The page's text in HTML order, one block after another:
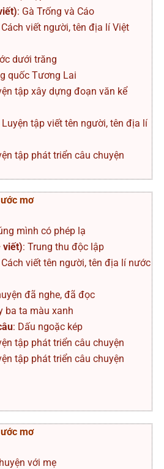
: Gà Trống và Cáo
viết người, tên địa lí Việt
dưới trăng
quốc Tương Lai
tập xây dựng đoạn văn kể
Luyện tập viết tên người, tên địa lí
tập phát triển câu chuyện
mơ
mình có phép lạ
viết): Trung thu độc lập
viết tên người, tên địa lí nước
đã nghe, đã đọc
ba ta màu xanh
: Dấu ngoặc kép
tập phát triển câu chuyện
tập phát triển câu chuyện
mơ
với mẹ